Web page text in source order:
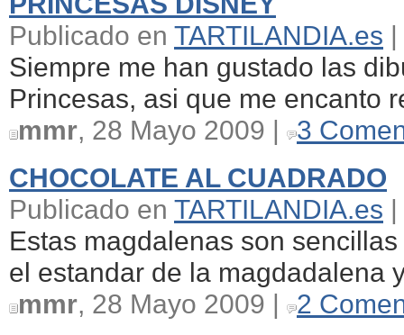
Publicado en TARTILANDIA.es
Siempre me han gustado las
Princesas, asi que me encanto
mmr, 28 Mayo 2009 |
3
CHOCOLATE AL CUADRADO
Publicado en TARTILANDIA.es
Estas magdalenas son
el estandar de la magdadalena
mmr, 28 Mayo 2009 |
2